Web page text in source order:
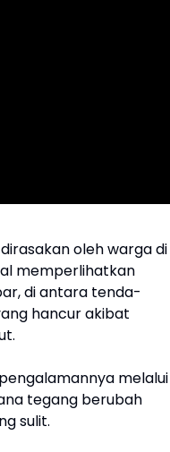
oleh warga di
memperlihatkan
di antara tenda-
hancur akibat
melalui
tegang berubah
sulit.